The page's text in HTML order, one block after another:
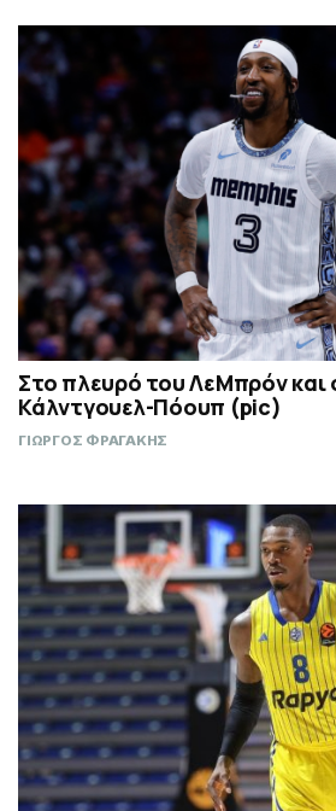
Στο πλευρό του ΛεΜπρόν και
Κάλντγουελ-Πόουπ (pic)
ΓΙΩΡΓΟΣ ΦΡΑΓΑΚΗΣ